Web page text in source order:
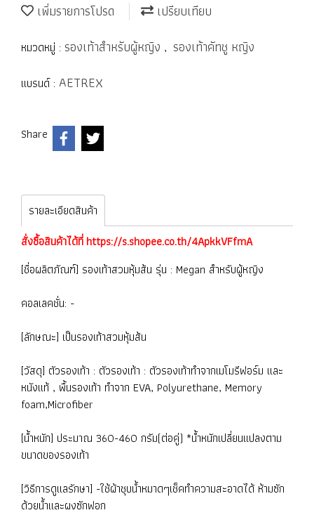
เพิ่มรายการโปรด เปรียบเทียบ
หมวดหมู่ : รองเท้าสำหรับผู้หญิง , รองเท้าคัทชู หญิง
แบรนด์ : AETREX
Share
รายละเอียดสินค้า
สั่งซื้อสินค้าได้ที่ https://s.shopee.co.th/4ApkkVFfmA
[ชื่อผลิตภัณฑ์] รองเท้าสวมหุ้มส้น รุ่น : Megan สำหรับผู้หญิง
คอลเลคชั่น: -
[ลักษณะ] เป็นรองเท้าสวมหุ้มส้น
[วัสดุ] ตัวรองเท้า : ตัวรองเท้า : ตัวรองเท้าทำจากเมโมรีฟอร์ม และ
หนังแท้ , พื้นรองเท้า ทำจาก EVA, Polyurethane, Memory
foam,Microfiber
[น้ำหนัก] ประมาณ 360-460 กรัม(ต่อคู่) *น้ำหนักเปลี่ยนแปลงตาม
ขนาดของรองเท้า
[วิธีการดูแลรักษา] -ใช้ผ้าชุบน้ำหมาดๆเช็คทำความสะอาดได้ ห้ามซัก
ด้วยน้ำและผงซักฟอก